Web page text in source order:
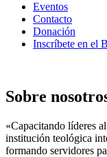
Eventos
Contacto
Donación
Inscríbete en el
Sobre
«Capacitando líderes
institución teológica
formando servidores